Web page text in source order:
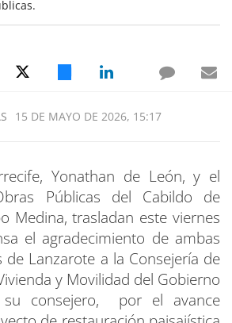
15 DE MAYO DE 2026, 15:17
Yonathan de León, y el
Públicas del Cabildo de
Medina, trasladan este viernes
el agradecimiento de ambas
de Lanzarote a la Consejería de
y Movilidad del Gobierno
su consejero, por el avance